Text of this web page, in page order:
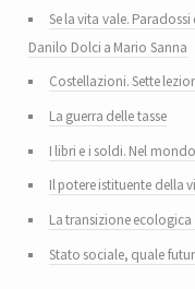
Se la vita vale.
Danilo Dolci a Mario Sanna
Costellazioni. Sette
La guerra delle tasse
I libri e i soldi. Nel
Il potere istituente della
La transizione
Stato sociale, quale